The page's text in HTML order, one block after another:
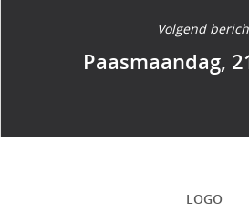
Volgend
Paasmaandag,
LOGO